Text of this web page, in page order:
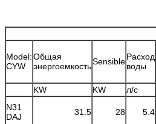
Model:
CYW
Общая
энергоемкостьSensibleРасход
воды
KW KW л/с
N31
DAJ
31.5 28 5.4